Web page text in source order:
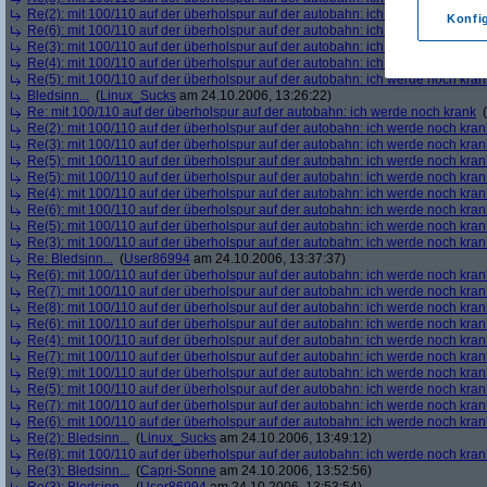
Re(2): mit 100/110 auf der überholspur auf der autobahn: ich werde noch
Re(6): mit 100/110 auf der überholspur auf der autobahn: ich werde noch krank
Re(3): mit 100/110 auf der überholspur auf der autobahn: ich werde noch krank
Re(4): mit 100/110 auf der überholspur auf der autobahn: ich werde noch krank
Re(5): mit 100/110 auf der überholspur auf der autobahn: ich werde noch
Bledsinn... (Linux_Sucks am 24.10.2006, 13:26:22)
Re: mit 100/110 auf der überholspur auf der autobahn: ich werde noch krank (
Re(2): mit 100/110 auf der überholspur auf der autobahn: ich werde noch
Re(3): mit 100/110 auf der überholspur auf der autobahn: ich werde noch
Re(5): mit 100/110 auf der überholspur auf der autobahn: ich werde noch
Re(5): mit 100/110 auf der überholspur auf der autobahn: ich werde noch
Re(4): mit 100/110 auf der überholspur auf der autobahn: ich werde noch
Re(6): mit 100/110 auf der überholspur auf der autobahn: ich werde noch
Re(5): mit 100/110 auf der überholspur auf der autobahn: ich werde noch
Re(3): mit 100/110 auf der überholspur auf der autobahn: ich werde noch
Re: Bledsinn... (User86994 am 24.10.2006, 13:37:37)
Re(6): mit 100/110 auf der überholspur auf der autobahn: ich werde noch
Re(7): mit 100/110 auf der überholspur auf der autobahn: ich werde noch
Re(8): mit 100/110 auf der überholspur auf der autobahn: ich werde noch
Re(6): mit 100/110 auf der überholspur auf der autobahn: ich werde noch
Re(4): mit 100/110 auf der überholspur auf der autobahn: ich werde noch
Re(7): mit 100/110 auf der überholspur auf der autobahn: ich werde noch
Re(9): mit 100/110 auf der überholspur auf der autobahn: ich werde noch
Re(5): mit 100/110 auf der überholspur auf der autobahn: ich werde noch
Re(7): mit 100/110 auf der überholspur auf der autobahn: ich werde noch
Re(6): mit 100/110 auf der überholspur auf der autobahn: ich werde noch
Re(2): Bledsinn... (Linux_Sucks am 24.10.2006, 13:49:12)
Re(8): mit 100/110 auf der überholspur auf der autobahn: ich werde noch
Re(3): Bledsinn... (Capri-Sonne am 24.10.2006, 13:52:56)